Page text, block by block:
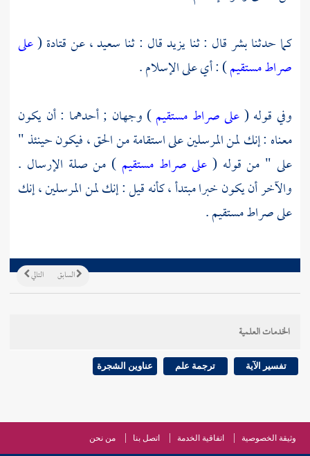
كما حدثنابشرقال : ثنايزيدقال : ثنا سعيد ،عنقتادة (على
صراط مستقيم) : أي على الإسلام .
وفي قوله (على صراط مستقيم) وجهان ; أحدهما : أن يكون
معناه : إنك لمن المرسلين على استقامة من الحق ، فيكون حينئذ "
على " من قوله ( على صراط مستقيم ) من صلة الإرسال .
والآخر أن يكون خبرا مبتدأ ، كأنه قيل : إنك لمن المرسلين ، إنك
على صراط مستقيم .
التالي السابق
الخدمات العلمية
تفسير الآية ترجمة علم عناوين الشجرة
وثيقة الخصوصية اتفاقية الخدمة اتصل بنا من نحن